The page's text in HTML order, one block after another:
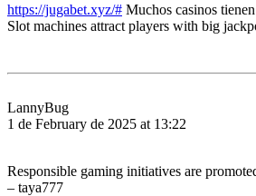
https://jugabet.xyz/# Muchos casinos
Slot machines attract players with big
LannyBug
1 de February de 2025 at 13:22
Responsible gaming initiatives are
– taya777